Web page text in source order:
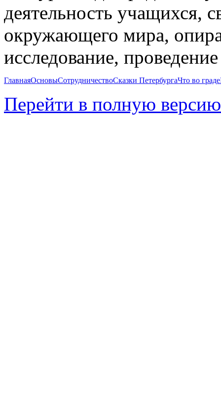
деятельность учащихся,
окружающего мира,
исследование,
ГлавнаяОсновыСотрудничествоСказки ПетербургаЧто во граде
Перейти в полную версию